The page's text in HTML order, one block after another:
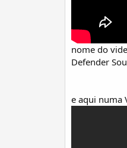
nome do
Defender
e aqui numa